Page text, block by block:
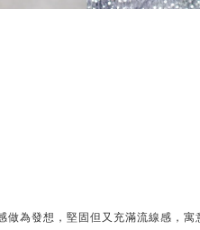
為發想，堅固但又充滿流線感，